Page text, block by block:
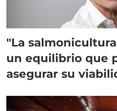
"La
un equilibrio que
asegurar su